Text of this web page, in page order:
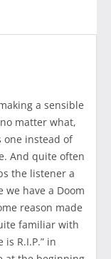
a sensible
matter what,
one instead of
And quite often
the listener a
have a Doom
reason made
familiar with
R.I.P.” in